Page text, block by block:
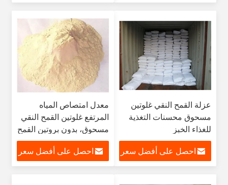
عزلة القمح النقي غلوتين
مسحوق محسنات التغذية
للغذاء الخبز
احصل على أفضل سعر
معدل امتصاص المياه
المرتفع غلوتين القمح النقي
مسحوق، بدون بروتين القمح
المعدل وراثيا
احصل على أفضل سعر